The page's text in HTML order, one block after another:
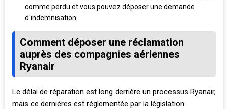
comme perdu et vous pouvez déposer une demande
d'indemnisation.
Comment déposer une réclamation
auprès des compagnies aériennes
Ryanair
Le délai de réparation est long derrière un processus Ryanair,
mais ce dernières est réglementée par la législation